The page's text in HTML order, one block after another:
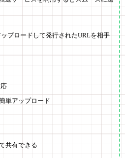
プロードして発行されたURLを相手
単アップロード
共有できる